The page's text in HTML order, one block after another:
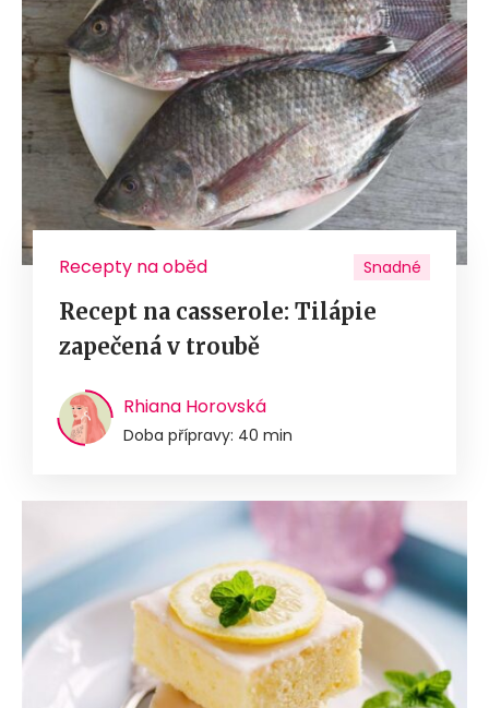
Recepty na oběd Snadné
Recept na casserole: Tilápie
zapečená v troubě
Rhiana Horovská
Doba přípravy: 40 min